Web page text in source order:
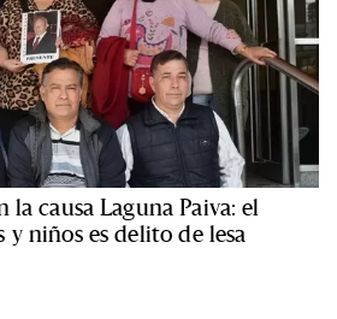
causa Laguna Paiva: el
y niños es delito de lesa